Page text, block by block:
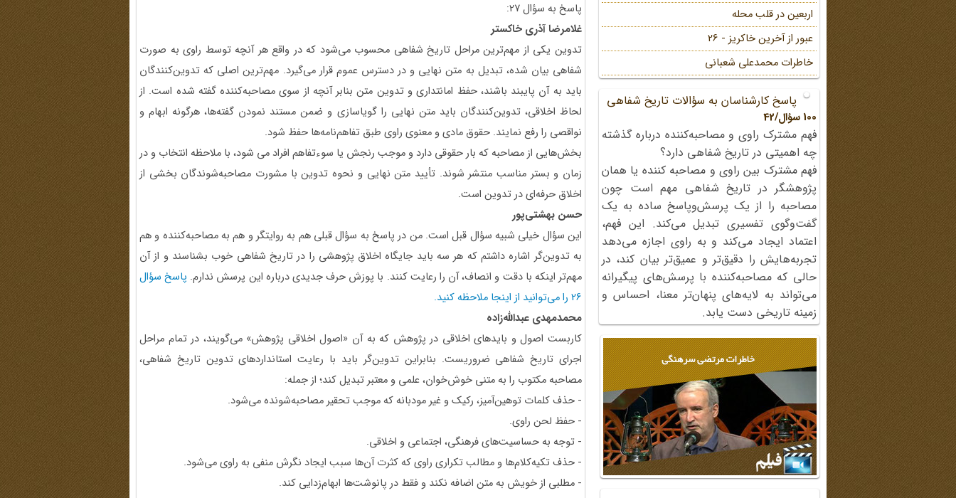
پاسخ به سؤال 27:
غلامرضا آذری خاکستر
تدوین یکی از مهم‌ترین مراحل تاریخ شفاهی محسوب می‌شود که در واقع هر آنچه توسط راوی به صورت
شفاهی بیان شده، تبدیل به متن نهایی و در دسترس عموم قرار می‌گیرد. مهم‌ترین اصلی که تدوین‌کنندگان
باید به آن پایبند باشند، حفظ امانتداری و تدوین متن بنابر آنچه از سوی مصاحبه‌کننده گفته شده است. از
لحاظ اخلاقی، تدوین‌کنندگان باید متن نهایی را گویا‌سازی و ضمن مستند نمودن گفته‌ها، هرگونه ابهام و
نواقصی را رفع نمایند. حقوق مادی و معنوی راوی طبق تفاهم‌نامه‌ها حفظ شود.
بخش‌هایی از مصاحبه که بار حقوقی دارد و موجب رنجش یا سوءتفاهم افراد می شود، با ملاحظه انتخاب و در
زمان و بستر مناسب منتشر شوند. تأیید متن نهایی و نحوه تدوین با مشورت مصاحبه‌شوندگان بخشی از
اخلاق حرفه‌ای در تدوین است.
حسن بهشتی‌پور
این سؤال خیلی شبیه سؤال قبل است. من در پاسخ به سؤال قبلی هم به روایتگر و هم به مصاحبه‌کننده و هم
به تدوین‌گر اشاره داشتم که هر سه باید جایگاه اخلاق پژوهشی را در تاریخ شفاهی خوب بشناسند و از آن
مهم‌تر اینکه با دقت و انصاف، آن را رعایت کنند. با پوزش حرف جدیدی درباره این پرسش ندارم. پاسخ سؤال
26 را می‌توانید از اینجا ملاحظه کنید.
محمدمهدی عبدالله‌زاده
کاربست اصول و بایدهای اخلاقی در پژوهش که به آن «اصول اخلاقی پژوهش» می‌گویند، در تمام مراحل
اجرای تاریخ‌ شفاهی ضروریست. بنابراین تدوین‌گر باید با رعایت استانداردهای تدوین تاریخ شفاهی،
مصاحبه مکتوب را به متنی خوش‌خوان، علمی و معتبر تبدیل کند؛ از جمله:
- حذف کلمات توهین‌آمیز، رکیک و غیر مودبانه که موجب تحقیر مصاحبه‌شونده می‌شود.
- حفظ لحن راوی.
- توجه به حساسیت‌های فرهنگی، اجتماعی و اخلاقی.
- حذف تکیه‌کلام‌ها و مطالب تکراری راوی که کثرت آن‌ها سبب ایجاد نگرش منفی به راوی می‌شود.
- مطلبی از خویش به متن اضافه نکند و فقط در پانوشت‌ها ابهام‌زدایی کند.
اربعین در قلب محله
عبور از آخرین خاکریز - 26
خاطرات محمد‌علی شعبانی
پاسخ کارشناسان به سؤالات تاریخ شفاهی
100 سؤال/42
فهم مشترک راوی و مصاحبه‌کننده درباره گذشته
چه اهمیتی در تاریخ شفاهی دارد؟
فهم مشترک بین راوی و مصاحبه کننده یا همان
پژوهشگر در تاریخ شفاهی مهم است چون
مصاحبه را از یک پرسش‌وپاسخ ساده به یک
گفت‌وگوی تفسیری تبدیل می‌کند. این فهم،
اعتماد ایجاد می‌کند و به راوی اجازه می‌دهد
تجربه‌هایش را دقیق‌تر و عمیق‌تر بیان کند، در
حالی که مصاحبه‌کننده با پرسش‌های پیگیرانه
می‌تواند به لایه‌های پنهان‌تر معنا، احساس و
زمینه تاریخی دست یابد.